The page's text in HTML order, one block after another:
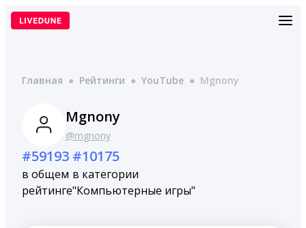
Перейти
Главная ● Рейтинги ● YouTube ● Mgnony
Mgnony
@mgnony
#59193
в общем
рейтинге
#10175
в категории
"Компьютерные игры"